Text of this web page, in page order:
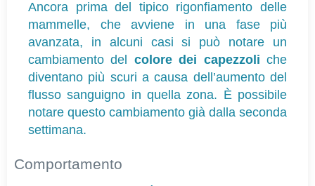
Ancora prima del tipico rigonfiamento delle
mammelle, che avviene in una fase più
avanzata, in alcuni casi si può notare un
cambiamento del colore dei capezzoli che
diventano più scuri a causa dell’aumento del
flusso sanguigno in quella zona. È possibile
notare questo cambiamento già dalla seconda
settimana.
Comportamento